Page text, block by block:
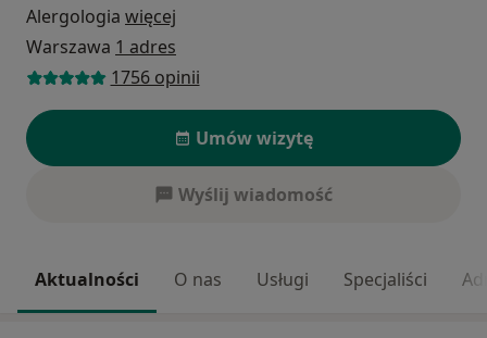
Alergologia więcej
Warszawa 1 adres
1756 opinii
Umów wizytę
Wyślij wiadomość
Aktualności O nas Usługi Specjaliści